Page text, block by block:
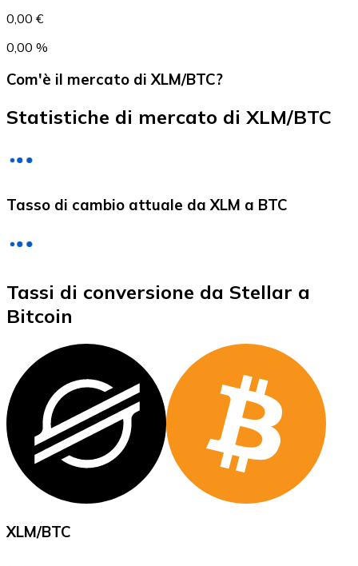
XRP
XRP
0,00 €
0,00 %
Com'è il mercato di XLM/BTC?
Statistiche di mercato di XLM/BTC
Tasso di cambio attuale da XLM a BTC
Tassi di conversione da Stellar a
Bitcoin
XLM/BTC